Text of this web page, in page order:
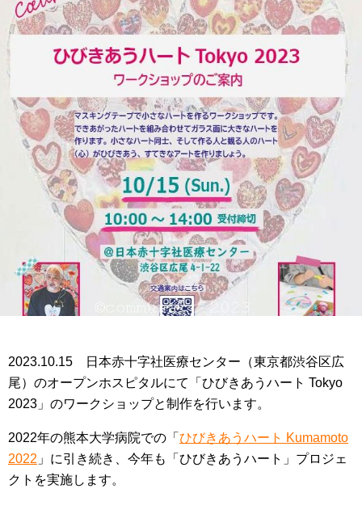
2023.10.15 日本赤十字社医療センター（東京都渋谷区広
尾）のオープンホスピタルにて「ひびきあうハート Tokyo
2023」のワークショップと制作を行います。
2022年の熊本大学病院での「 ひびきあうハート Kumamoto
2022 」に引き続き、今年も「ひびきあうハート」プロジェ
クトを実施します。